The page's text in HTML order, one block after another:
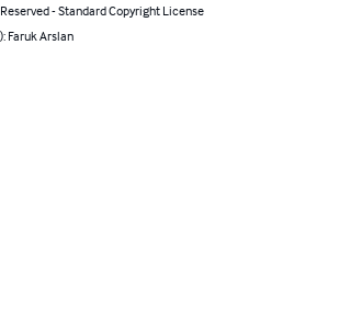
- Standard Copyright License
Faruk Arslan